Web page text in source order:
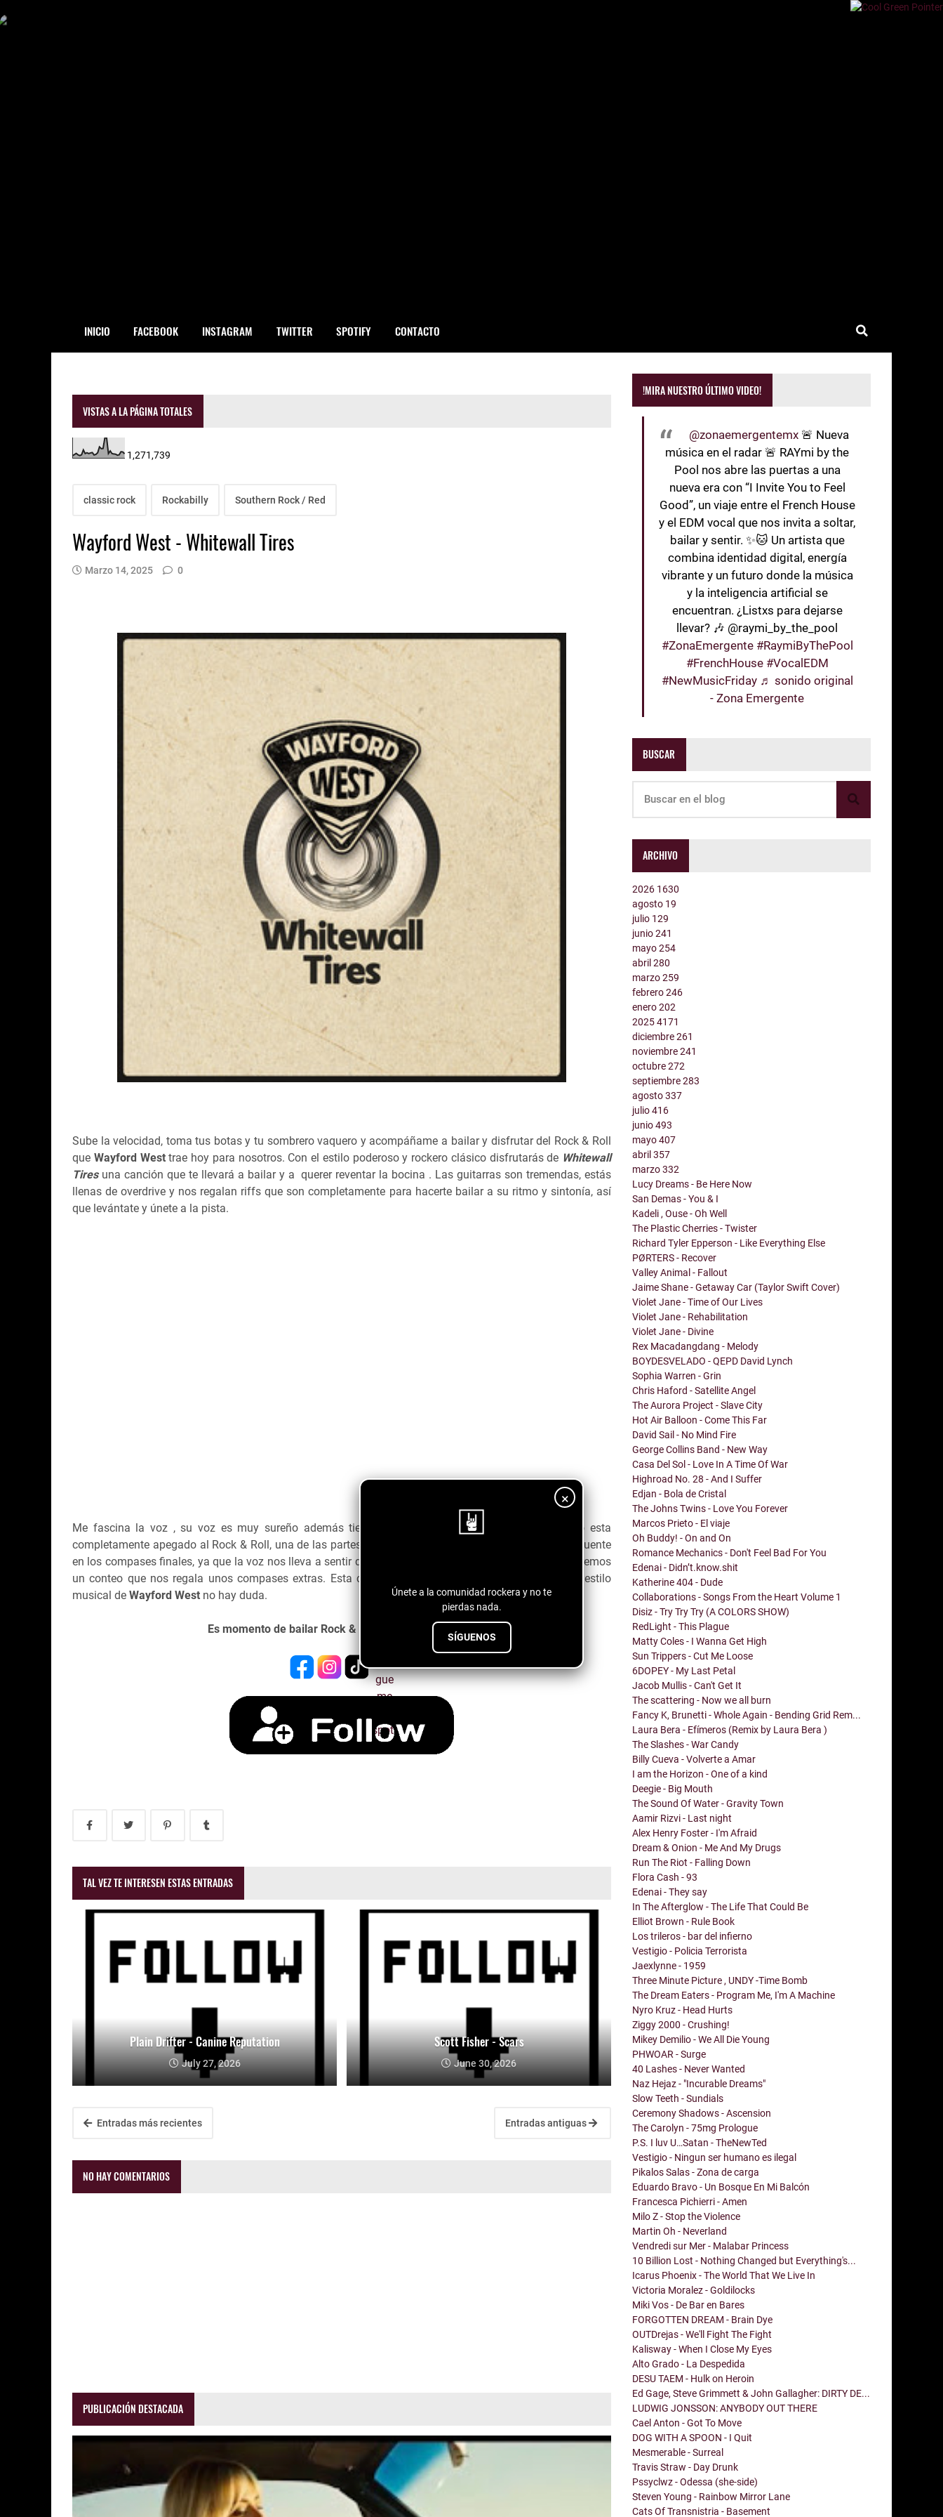
INICIO FACEBOOK INSTAGRAM TWITTER SPOTIFY CONTACTO
×
Únete a la comunidad rockera y no te
pierdas nada.
SÍGUENOS
VISTAS A LA PÁGINA TOTALES
1,271,739
classic rock Rockabilly Southern Rock / Red
Wayford West - Whitewall Tires
Marzo 14, 2025 0
Sube la velocidad, toma tus botas y tu sombrero vaquero y acompáñame a bailar y disfrutar del Rock & Roll
que Wayford Westtrae hoy para nosotros. Con el estilo poderoso y rockero clásico disfrutarás de Whitewall
Tiresuna canción que te llevará a bailar y a querer reventar la bocina . Las guitarras son tremendas, estás
llenas de overdrive y nos regalan riffs que son completamente para hacerte bailar a su ritmo y sintonía, así
que levántate y únete a la pista.
Me fascina la voz , su voz es muy sureño además tiene mucha potencia y obviamente su estilo esta
completamente apegado al Rock & Roll, una de las partes que más llamo mi atención es el pequeño puente
en los compases finales, ya que la voz nos lleva a sentir que es el final definitivo y enseguida escucharemos
un conteo que nos regala unos compases extras. Esta canción te fascinará y te hará adentrarte al estilo
musical de Wayford West no hay duda.
Es momento de bailar Rock & Roll con Wayford West.
TAL VEZ TE INTERESEN ESTAS ENTRADAS
Plain Drifter - Canine Reputation
July 27, 2026
Scott Fisher - Scars
June 30, 2026
Entradas más recientes Entradas antiguas
NO HAY COMENTARIOS
PUBLICACIÓN DESTACADA
!MIRA NUESTRO ÚLTIMO VIDEO!
@zonaemergentemx 🚨 Nueva
música en el radar 🚨 RAYmi by the
Pool nos abre las puertas a una
nueva era con “I Invite You to Feel
Good”, un viaje entre el French House
y el EDM vocal que nos invita a soltar,
bailar y sentir. ✨🐱 Un artista que
combina identidad digital, energía
vibrante y un futuro donde la música
y la inteligencia artificial se
encuentran. ¿Listxs para dejarse
llevar? 🎶 @raymi_by_the_pool
#ZonaEmergente #RaymiByThePool
#FrenchHouse #VocalEDM
#NewMusicFriday ♬ sonido original
- Zona Emergente
BUSCAR
ARCHIVO
2026 1630
agosto 19
julio 129
junio241
mayo254
abril280
marzo259
febrero246
enero202
20254171
diciembre261
noviembre241
octubre272
septiembre283
agosto337
julio416
junio493
mayo407
abril357
marzo332
Lucy Dreams - Be Here Now
San Demas - You & I
Kadeli , Ouse - Oh Well
The Plastic Cherries - Twister
Richard Tyler Epperson - Like Everything Else
PØRTERS - Recover
Valley Animal - Fallout
Jaime Shane - Getaway Car (Taylor Swift Cover)
Violet Jane - Time of Our Lives
Violet Jane - Rehabilitation
Violet Jane - Divine
Rex Macadangdang - Melody
BOYDESVELADO - QEPD David Lynch
Sophia Warren - Grin
Chris Haford - Satellite Angel
The Aurora Project - Slave City
Hot Air Balloon - Come This Far
David Sail - No Mind Fire
George Collins Band - New Way
Casa Del Sol - Love In A Time Of War
Highroad No. 28 - And I Suffer
Edjan - Bola de Cristal
The Johns Twins - Love You Forever
Marcos Prieto - El viaje
Oh Buddy! - On and On
Romance Mechanics - Don't Feel Bad For You
Edenai - Didn’t.know.shit
Katherine 404 - Dude
Collaborations - Songs From the Heart Volume 1
Disiz - Try Try Try (A COLORS SHOW)
RedLight - This Plague
Matty Coles - I Wanna Get High
Sun Trippers - Cut Me Loose
6DOPEY - My Last Petal
Jacob Mullis - Can't Get It
The scattering - Now we all burn
Fancy K, Brunetti - Whole Again - Bending Grid Rem...
Laura Bera - Efímeros (Remix by Laura Bera )
The Slashes - War Candy
Billy Cueva - Volverte a Amar
I am the Horizon - One of a kind
Deegie - Big Mouth
The Sound Of Water - Gravity Town
Aamir Rizvi - Last night
Alex Henry Foster - I'm Afraid
Dream & Onion - Me And My Drugs
Run The Riot - Falling Down
Flora Cash - 93
Edenai - They say
In The Afterglow - The Life That Could Be
Elliot Brown - Rule Book
Los trileros - bar del infierno
Vestigio - Policia Terrorista
Jaexlynne - 1959
Three Minute Picture , UNDY -Time Bomb
The Dream Eaters - Program Me, I'm A Machine
Nyro Kruz - Head Hurts
Ziggy 2000 - Crushing!
Mikey Demilio - We All Die Young
PHWOAR - Surge
40 Lashes - Never Wanted
Naz Hejaz - "Incurable Dreams"
Slow Teeth - Sundials
Ceremony Shadows - Ascension
The Carolyn - 75mg Prologue
P.S. I luv U…Satan - TheNewTed
Vestigio - Ningun ser humano es ilegal
Pikalos Salas - Zona de carga
Eduardo Bravo - Un Bosque En Mi Balcón
Francesca Pichierri - Amen
Milo Z - Stop the Violence
Martin Oh - Neverland
Vendredi sur Mer - Malabar Princess
10 Billion Lost - Nothing Changed but Everything's...
Icarus Phoenix - The World That We Live In
Victoria Moralez - Goldilocks
Miki Vos - De Bar en Bares
FORGOTTEN DREAM - Brain Dye
OUTDrejas - We'll Fight The Fight
Kalisway - When I Close My Eyes
Alto Grado - La Despedida
DESU TAEM - Hulk on Heroin
Ed Gage, Steve Grimmett & John Gallagher: DIRTY DE...
LUDWIG JONSSON: ANYBODY OUT THERE
Cael Anton - Got To Move
DOG WITH A SPOON - I Quit
Mesmerable - Surreal
Travis Straw - Day Drunk
Pssyclwz - Odessa (she-side)
Steven Young - Rainbow Mirror Lane
Cats Of Transnistria - Basement